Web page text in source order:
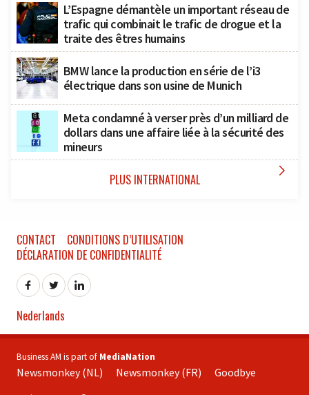
L’Espagne démantèle un important réseau de
trafic qui combinait le trafic de drogue et la
traite des êtres humains
BMW lance la production en série de l’i3
électrique dans son usine de Munich
Meta condamné à verser près d’un milliard de
dollars dans une affaire liée à la sécurité des
mineurs
PLUS INTERNATIONAL 
CONTACT
CONDITIONS D’UTILISATION
DÉCLARATION DE CONFIDENTIALITÉ
Nederlands
Business AM is part of MediaNation
Newsmonkey (NL) Newsmonkey (FR) Goodbye